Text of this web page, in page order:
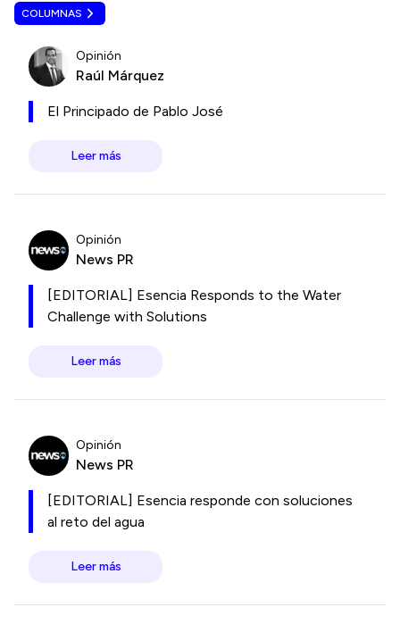
COLUMNAS
Opinión
Raúl Márquez
El Principado de Pablo José
Leer más
Opinión
News PR
[EDITORIAL] Esencia Responds to the Water
Challenge with Solutions
Leer más
Opinión
News PR
[EDITORIAL] Esencia responde con soluciones
al reto del agua
Leer más